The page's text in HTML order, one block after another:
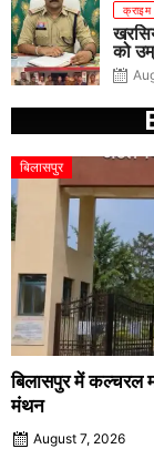
क्राइम
को
बिलासपुर
बिलासपुर में कल्चरल
मंथन
August 7, 2026